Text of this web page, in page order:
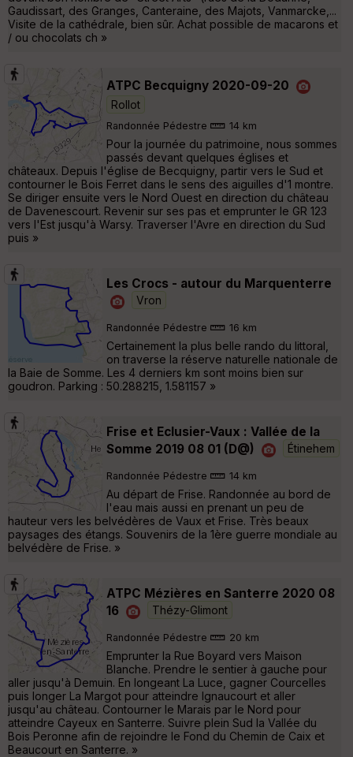
Gaudissart, des Granges, Canteraine, des Majots, Vanmarcke,...
Visite de la cathédrale, bien sûr. Achat possible de macarons et
/ ou chocolats ch »
ATPC Becquigny 2020-09-20
Rollot
Randonnée Pédestre 14 km
Pour la journée du patrimoine, nous sommes
passés devant quelques églises et
châteaux. Depuis l'église de Becquigny, partir vers le Sud et
contourner le Bois Ferret dans le sens des aiguilles d'1 montre.
Se diriger ensuite vers le Nord Ouest en direction du château
de Davenescourt. Revenir sur ses pas et emprunter le GR 123
vers l'Est jusqu'à Warsy. Traverser l'Avre en direction du Sud
puis »
Les Crocs - autour du Marquenterre
Vron
Randonnée Pédestre 16 km
Certainement la plus belle rando du littoral,
on traverse la réserve naturelle nationale de
la Baie de Somme. Les 4 derniers km sont moins bien sur
goudron. Parking : 50.288215, 1.581157 »
Frise et Eclusier-Vaux : Vallée de la
Somme 2019 08 01 (D@)
Étinehem
Randonnée Pédestre 14 km
Au départ de Frise. Randonnée au bord de
l'eau mais aussi en prenant un peu de
hauteur vers les belvédères de Vaux et Frise. Très beaux
paysages des étangs. Souvenirs de la 1ère guerre mondiale au
belvédère de Frise. »
ATPC Mézières en Santerre 2020 08
16
Thézy-Glimont
Randonnée Pédestre 20 km
Emprunter la Rue Boyard vers Maison
Blanche. Prendre le sentier à gauche pour
aller jusqu'à Demuin. En longeant La Luce, gagner Courcelles
puis longer La Margot pour atteindre Ignaucourt et aller
jusqu'au château. Contourner le Marais par le Nord pour
atteindre Cayeux en Santerre. Suivre plein Sud la Vallée du
Bois Peronne afin de rejoindre le Fond du Chemin de Caix et
Beaucourt en Santerre. »